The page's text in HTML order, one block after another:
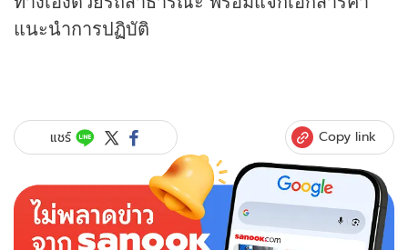
แนะนำการปฏิบัติ
แชร์ Copy link